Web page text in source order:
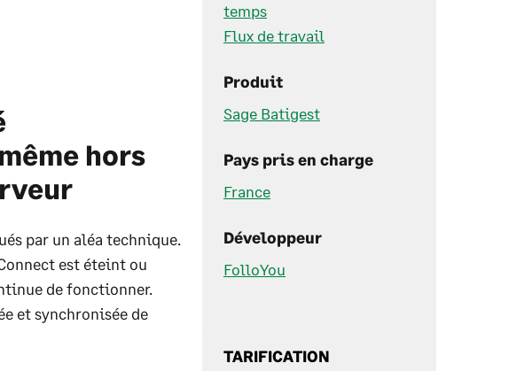
hors
par un aléa technique.
est éteint ou
de fonctionner.
et synchronisée de
temps
Flux de travail
Produit
Sage Batigest
Pays pris en charge
France
Développeur
FolloYou
TARIFICATION